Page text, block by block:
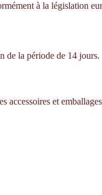
à la législation
de la période de 14 jours.
et